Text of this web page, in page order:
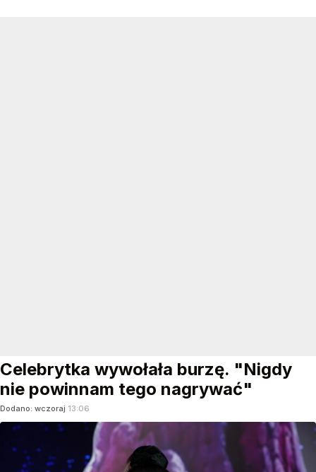
Celebrytka wywołała burzę. "Nigdy
nie powinnam tego nagrywać"
Dodano: wczoraj 13:06